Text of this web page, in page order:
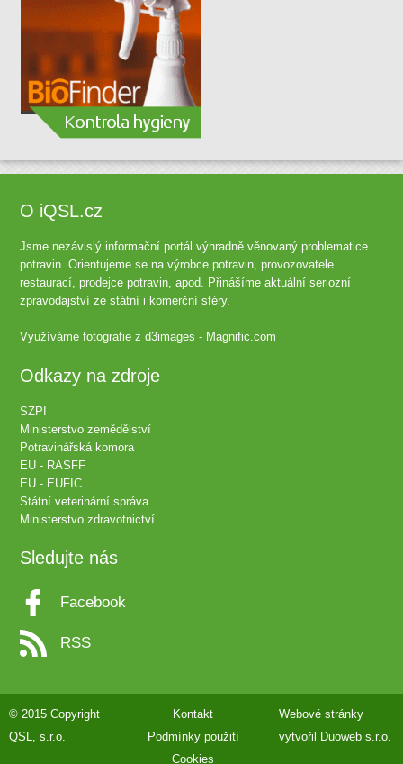
O iQSL.cz
Jsme nezávislý informační portál výhradně věnovaný problematice
potravin. Orientujeme se na výrobce potravin, provozovatele
restaurací, prodejce potravin, apod. Přinášíme aktuální seriozní
zpravodajství ze státní i komerční sféry.
Využíváme fotografie zd3images - Magnific.com
Odkazy na zdroje
SZPI
Ministerstvo zemědělství
Potravinářská komora
EU - RASFF
EU - EUFIC
Státní veterinární správa
Ministerstvo zdravotnictví
Sledujte nás
Facebook
RSS
© 2015 Copyright
QSL, s.r.o.
Kontakt
Podmínky použití
Cookies
Webové stránky
vytvořil
Duoweb s.r.o.